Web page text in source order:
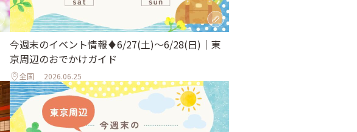
今週末のイベント情報♦︎6/27(土)〜6/28(日)｜東
京周辺のおでかけガイド
全国 2026.06.25